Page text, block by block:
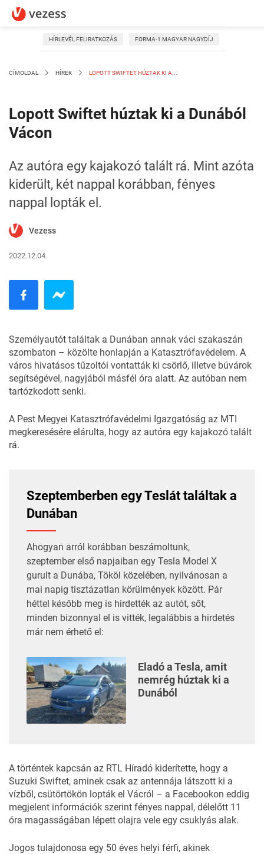
HÍRLEVÉL FELIRATKOZÁS FORMA-1 MAGYAR NAGYDÍJ
CÍMOLDAL HÍREK LOPOTT SWIFTET HÚZTAK KI A...
Lopott Swiftet húztak ki a Dunából
Vácon
Az autóra egy kajakozó talált rá. Mint azóta
kiderült, két nappal korábban, fényes
nappal lopták el.
Vezess
2022.12.04.
Személyautót találtak a Dunában annak váci szakaszán
szombaton – közölte honlapján a Katasztrófavédelem. A
város hivatásos tűzoltói vontatták ki csörlő, illetve búvárok
segítségével, nagyjából másfél óra alatt. Az autóban nem
tartózkodott senki.
A Pest Megyei Katasztrófavédelmi Igazgatóság az MTI
megkeresésére elárulta, hogy az autóra egy kajakozó talált
rá.
Szeptemberben egy Teslát találtak a
Dunában
Ahogyan arról korábban beszámoltunk,
szeptember első napjaiban egy Tesla Model X
gurult a Dunába, Tököl közelében, nyilvánosan a
mai napig tisztázatlan körülmények között. Pár
héttel később meg is hirdették az autót, sőt,
minden bizonnyal el is vitték, legalábbis a hirdetés
már nem érhető el:
Eladó a Tesla, amit
nemrég húztak ki a
Dunából
A történtek kapcsán az RTL Híradó kiderítette, hogy a
Suzuki Swiftet, aminek csak az antennája látszott ki a
vízből, csütörtökön lopták el Vácról – a Facebookon eddig
megjelent információk szerint fényes nappal, délelőtt 11
óra magasságában lépett olajra vele egy csuklyás alak.
Jogos tulajdonosa egy 50 éves helyi férfi, akinek